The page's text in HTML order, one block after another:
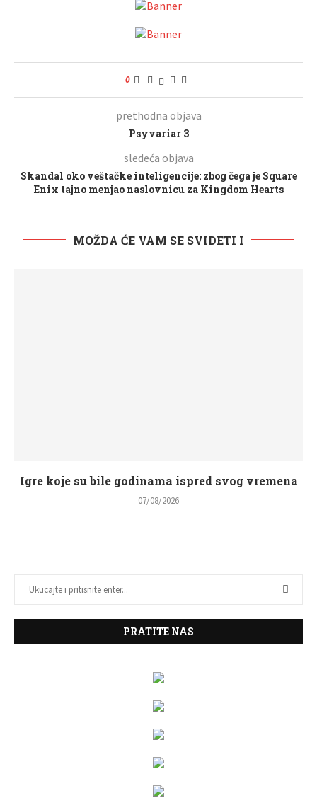
0
prethodna objava
Psyvariar 3
sledeća objava
Skandal oko veštačke inteligencije: zbog čega je Square
Enix tajno menjao naslovnicu za Kingdom Hearts
MOŽDA ĆE VAM SE SVIDETI I
Igre koje su bile godinama ispred svog vremena
07/08/2026
PRATITE NAS